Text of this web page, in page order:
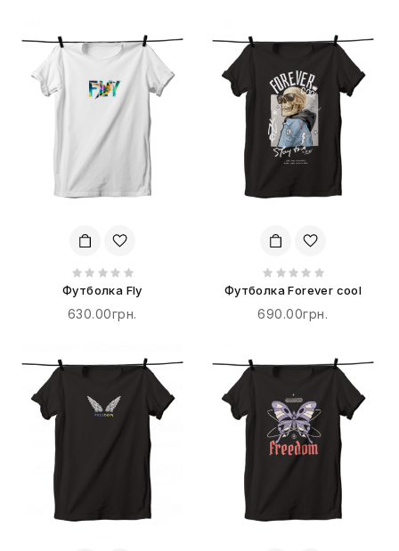
Футболка Fly
630.00грн.
Футболка Forever cool
690.00грн.